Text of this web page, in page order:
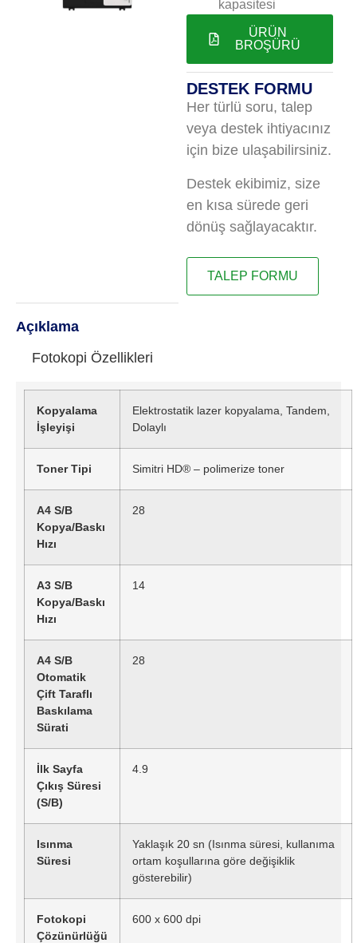
kapasitesi
ÜRÜN
BROŞÜRÜ
DESTEK FORMU
Her türlü soru, talep
veya destek ihtiyacınız
için bize ulaşabilirsiniz.
Destek ekibimiz, size
en kısa sürede geri
dönüş sağlayacaktır.
TALEP FORMU
Açıklama
Fotokopi Özellikleri
Kopyalama
İşleyişi
Elektrostatik lazer kopyalama, Tandem,
Dolaylı
Toner Tipi Simitri HD® – polimerize toner
A4 S/B
Kopya/Baskı
Hızı
28
A3 S/B
Kopya/Baskı
Hızı
14
A4 S/B
Otomatik
Çift Taraflı
Baskılama
Sürati
28
İlk Sayfa
Çıkış Süresi
(S/B)
4.9
Isınma
Süresi
Yaklaşık 20 sn (Isınma süresi, kullanıma
ortam koşullarına göre değişiklik
gösterebilir)
Fotokopi
Çözünürlüğü
600 x 600 dpi